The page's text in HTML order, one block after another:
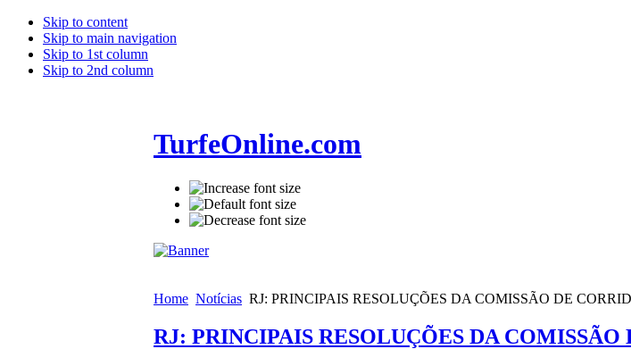
Skip to content
Skip to main navigation
Skip to 1st column
Skip to 2nd column
TurfeOnline.com
Home Notícias RJ: PRINCIPAIS RESOLUÇÕES DA COMISSÃO DE
RJ: PRINCIPAIS RESOLUÇÕES DA COMISSÃO